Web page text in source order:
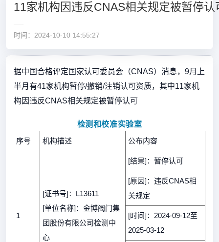
11家机构因违反CNAS相关规定被暂停认
时间：2024-10-10 14:55:27
据中国合格评定国家认可委员会（CNAS）消息，9月上
半月有41家机构暂停/撤销/注销认可资质，其中11家机
构因违反CNAS相关规定被暂停认可
检测和校准实验室
序号 机构描述 公布内容
1
[证书号]：L13611
[单位名称]：金博阀门集
团股份有限公司检测中
心
[结果]：暂停认可
[原因]：违反CNAS相
关规定
[时间]：2024-09-12至
2025-03-12